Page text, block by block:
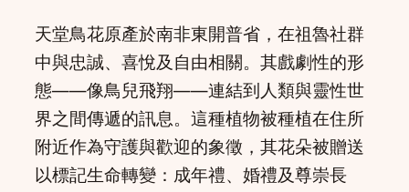
天堂鳥花原產於南非東開普省，在祖魯社群
中與忠誠、喜悅及自由相關。其戲劇性的形
態——像鳥兒飛翔——連結到人類與靈性世
界之間傳遞的訊息。這種植物被種植在住所
附近作為守護與歡迎的象徵，其花朵被贈送
以標記生命轉變：成年禮、婚禮及尊崇長